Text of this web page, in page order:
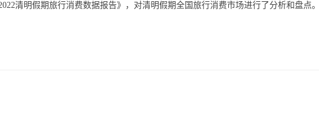
清明假期旅行消费数据报告》，对清明假期全国旅行消费市场进行了分析和盘点。